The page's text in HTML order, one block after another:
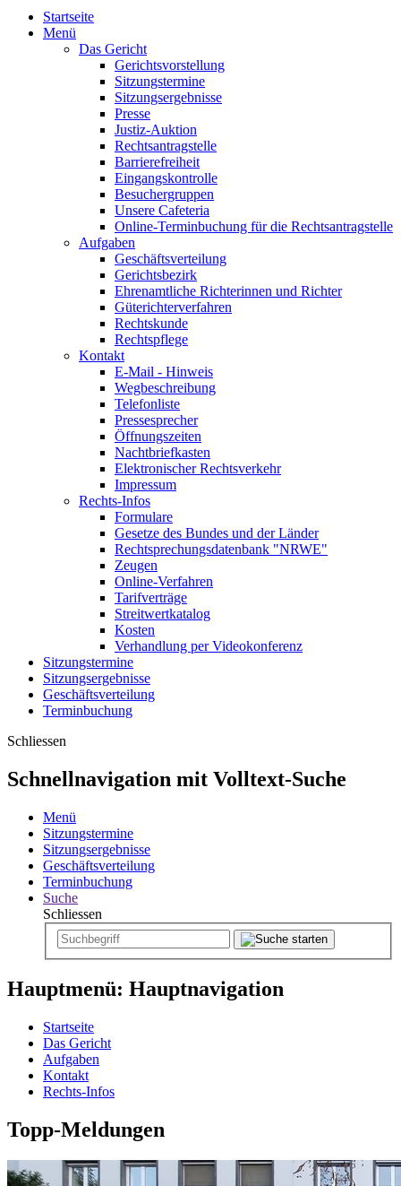
Startseite
Menü
Das Gericht
Gerichtsvorstellung
Sitzungstermine
Sitzungsergebnisse
Presse
Justiz-Auktion
Rechtsantragstelle
Barrierefreiheit
Eingangskontrolle
Besuchergruppen
Unsere Cafeteria
Online-Terminbuchung für die Rechtsantragstelle
Aufgaben
Geschäftsverteilung
Gerichtsbezirk
Ehrenamtliche Richterinnen und Richter
Güterichterverfahren
Rechtskunde
Rechtspflege
Kontakt
E-Mail - Hinweis
Wegbeschreibung
Telefonliste
Pressesprecher
Öffnungszeiten
Nachtbriefkasten
Elektronischer Rechtsverkehr
Impressum
Rechts-Infos
Formulare
Gesetze des Bundes und der Länder
Rechtsprechungsdatenbank "NRWE"
Zeugen
Online-Verfahren
Tarifverträge
Streitwertkatalog
Kosten
Verhandlung per Videokonferenz
Sitzungstermine
Sitzungsergebnisse
Geschäftsverteilung
Terminbuchung
Schliessen
Schnellnavigation mit Volltext-Suche
Menü
Sitzungstermine
Sitzungsergebnisse
Geschäftsverteilung
Terminbuchung
Suche
Schliessen
Hauptmenü: Hauptnavigation
Startseite
Das Gericht
Aufgaben
Kontakt
Rechts-Infos
Topp-Meldungen